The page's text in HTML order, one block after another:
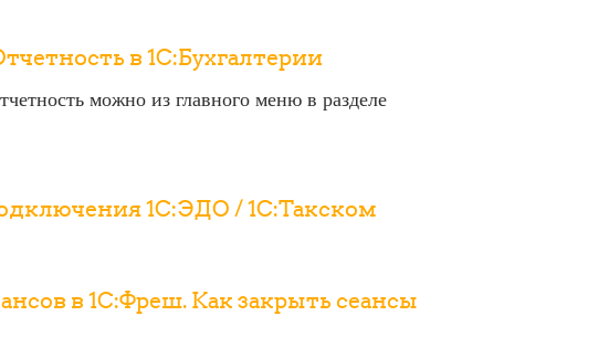
в 1С:Бухгалтерии
можно из главного меню в разделе
1С:ЭДО / 1С:Такском
в 1С:Фреш. Как закрыть сеансы